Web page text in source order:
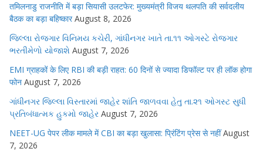
तमिलनाडु राजनीति में बड़ा सियासी उलटफेर: मुख्यमंत्री विजय थलपति की सर्वदलीय
बैठक का बड़ा बहिष्कार August 8, 2026
જિલ્લા રોજગાર વિનિમય કચેરી, ગાંધીનગર ખાતે તા.૧૧ ઓગસ્ટે રોજગાર
ભરતીમેળો યોજાશે August 7, 2026
EMI ग्राहकों के लिए RBI की बड़ी राहत: 60 दिनों से ज्यादा डिफॉल्ट पर ही लॉक होगा
फोन August 7, 2026
ગાંધીનગર જિલ્લા વિસ્તારમાં જાહેર શાંતિ જાળવવા હેતુ તા.૨૧ ઓગસ્ટ સુધી
પ્રતિબંધાત્મક હુકમો જાહેર August 7, 2026
NEET-UG पेपर लीक मामले में CBI का बड़ा खुलासा: प्रिंटिंग प्रेस से नहीं August
7, 2026